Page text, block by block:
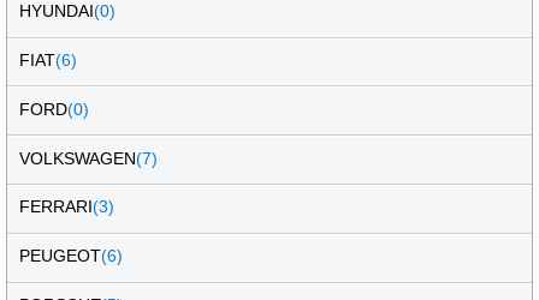
HYUNDAI(0)
FIAT(6)
FORD(0)
VOLKSWAGEN(7)
FERRARI(3)
PEUGEOT(6)